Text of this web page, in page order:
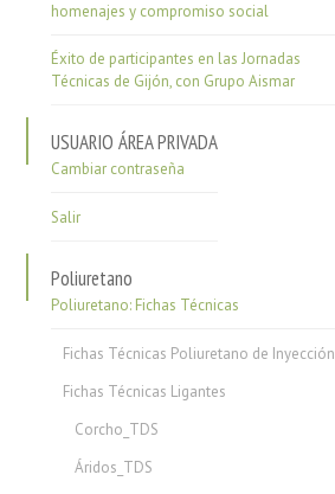
homenajes y compromiso social
Éxito de participantes en las Jornadas
Técnicas de Gijón, con Grupo Aismar
USUARIO ÁREA PRIVADA
Cambiar contraseña
Salir
Poliuretano
Poliuretano: Fichas Técnicas
Fichas Técnicas Poliuretano de Inyección
Fichas Técnicas Ligantes
Corcho_TDS
Áridos_TDS